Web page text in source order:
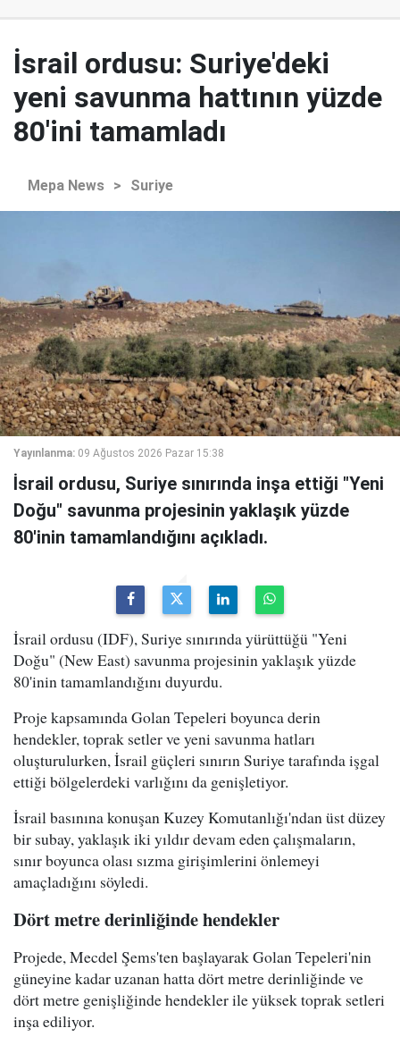
İsrail ordusu: Suriye'deki
yeni savunma hattının yüzde
80'ini tamamladı
Mepa News > Suriye
Yayınlanma: 09 Ağustos 2026 Pazar 15:38
İsrail ordusu, Suriye sınırında inşa ettiği "Yeni
Doğu" savunma projesinin yaklaşık yüzde
80'inin tamamlandığını açıkladı.
İsrail ordusu (IDF), Suriye sınırında yürüttüğü "Yeni
Doğu" (New East) savunma projesinin yaklaşık yüzde
80'inin tamamlandığını duyurdu.
Proje kapsamında Golan Tepeleri boyunca derin
hendekler, toprak setler ve yeni savunma hatları
oluşturulurken, İsrail güçleri sınırın Suriye tarafında işgal
ettiği bölgelerdeki varlığını da genişletiyor.
İsrail basınına konuşan Kuzey Komutanlığı'ndan üst düzey
bir subay, yaklaşık iki yıldır devam eden çalışmaların,
sınır boyunca olası sızma girişimlerini önlemeyi
amaçladığını söyledi.
Dört metre derinliğinde hendekler
Projede, Mecdel Şems'ten başlayarak Golan Tepeleri'nin
güneyine kadar uzanan hatta dört metre derinliğinde ve
dört metre genişliğinde hendekler ile yüksek toprak setleri
inşa ediliyor.